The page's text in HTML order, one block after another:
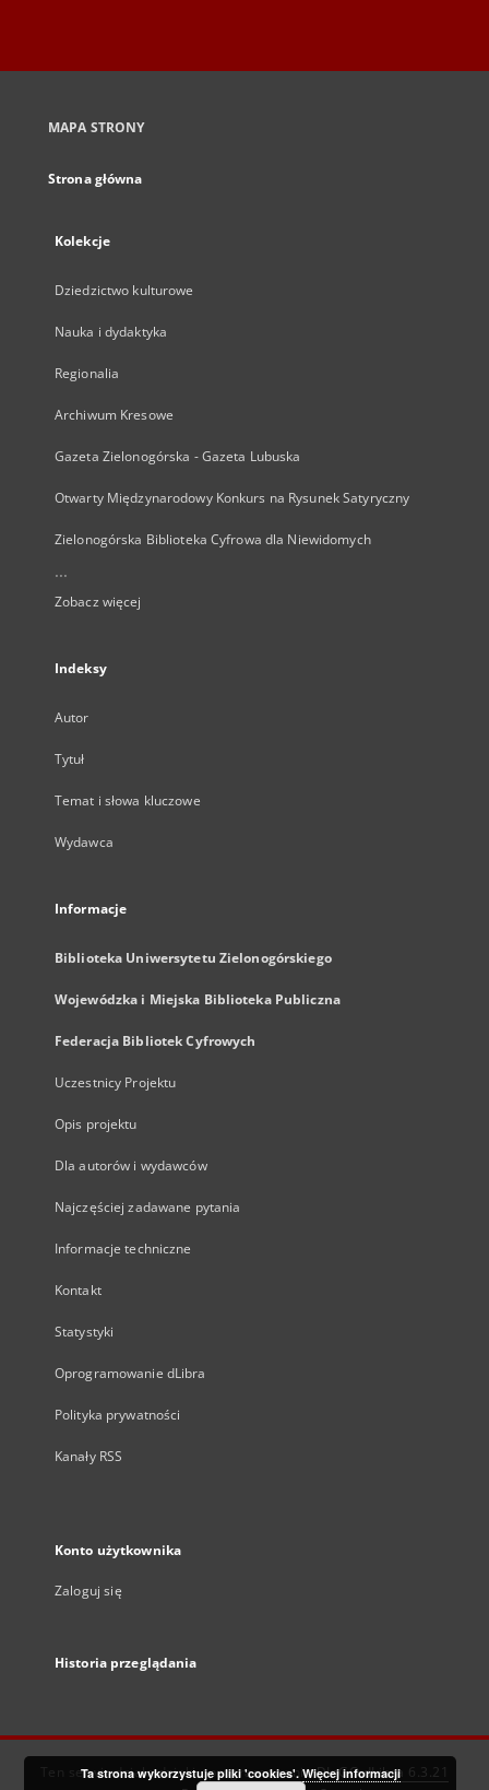
MAPA STRONY
Strona główna
Kolekcje
Dziedzictwo kulturowe
Nauka i dydaktyka
Regionalia
Archiwum Kresowe
Gazeta Zielonogórska - Gazeta Lubuska
Otwarty Międzynarodowy Konkurs na Rysunek Satyryczny
Zielonogórska Biblioteka Cyfrowa dla Niewidomych
...
Zobacz więcej
Indeksy
Autor
Tytuł
Temat i słowa kluczowe
Wydawca
Informacje
Biblioteka Uniwersytetu Zielonogórskiego
Wojewódzka i Miejska Biblioteka Publiczna
Federacja Bibliotek Cyfrowych
Uczestnicy Projektu
Opis projektu
Dla autorów i wydawców
Najczęściej zadawane pytania
Informacje techniczne
Kontakt
Statystyki
Oprogramowanie dLibra
Polityka prywatności
Kanały RSS
Konto użytkownika
Zaloguj się
Historia przeglądania
Ten serwis działa dzięki oprogramowaniuDInGO dLibra 6.3.21
Ta strona wykorzystuje pliki 'cookies'. Więcej informacji